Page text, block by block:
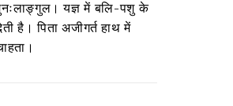
यज्ञ में बलि-पशु के
है। पिता अजीगर्त हाथ में